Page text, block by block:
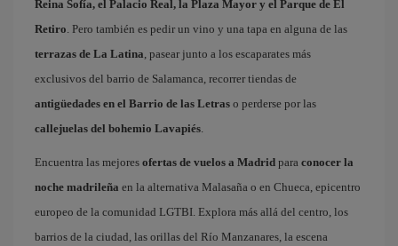
Reina Sofía, el Palacio Real, la Plaza Mayor y el Parque de El
Retiro. Pero también es pedir un vino y una tapa en alguna de las
terrazas de La Latina, pasear junto a los escaparates más
exclusivos del barrio de Salamanca, recorrer tiendas de
antigüedades en el Barrio de las Letras o perderse por las
callejuelas del bohemio Lavapiés.
Encuentra las mejores ofertas de vuelos a Madrid para conocer la
noche madrileña en la alternativa Malasaña o en Chueca, epicentro
europeo de la comunidad LGTBI. Explora más allá del centro, los
barrios de la ciudad, las orillas del Río Manzanares, la escena